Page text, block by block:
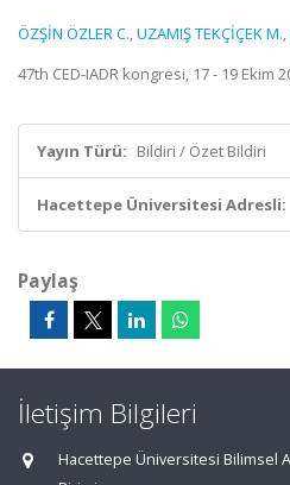
ÖZŞİN ÖZLER C.,UZAMIŞ TEKÇİÇEK M.,
47th CED-IADR kongresi, 17 - 19 Ekim
Yayın Türü: Bildiri / Özet Bildiri
Hacettepe Üniversitesi Adresli:
Paylaş
İletişim Bilgileri
Hacettepe Üniversitesi Bilimsel